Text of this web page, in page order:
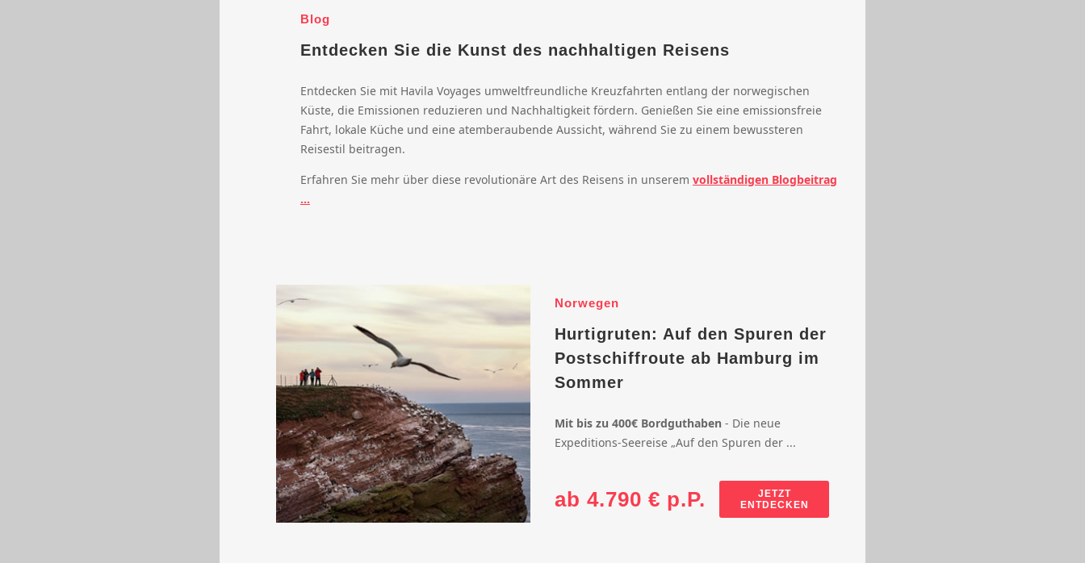
Blog
Entdecken Sie die Kunst des nachhaltigen Reisens
Entdecken Sie mit Havila Voyages umweltfreundliche Kreuzfahrten entlang der norwegischen
Küste, die Emissionen reduzieren und Nachhaltigkeit fördern. Genießen Sie eine emissionsfreie
Fahrt, lokale Küche und eine atemberaubende Aussicht, während Sie zu einem bewussteren
Reisestil beitragen.
Erfahren Sie mehr über diese revolutionäre Art des Reisens in unserem vollständigen Blogbeitrag
...
Norwegen
Hurtigruten: Auf den Spuren der
Postschiffroute ab Hamburg im
Sommer
Mit bis zu 400€ Bordguthaben - Die neue
Expeditions-Seereise „Auf den Spuren der ...
ab 4.790 € p.P.
JETZT
ENTDECKEN